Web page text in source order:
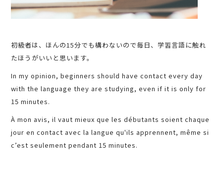
初級者は、ほんの15分でも構わないので毎日、学習言語に触れ
たほうがいいと思います。
In my opinion, beginners should have contact every day
with the language they are studying, even if it is only for
15 minutes.
À mon avis, il vaut mieux que les débutants soient chaque
jour en contact avec la langue qu'ils apprennent, même si
c’est seulement pendant 15 minutes.